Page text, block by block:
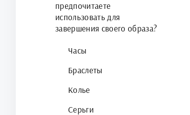
предпочитаете
использовать для
завершения своего образа?
Часы
Браслеты
Колье
Серьги